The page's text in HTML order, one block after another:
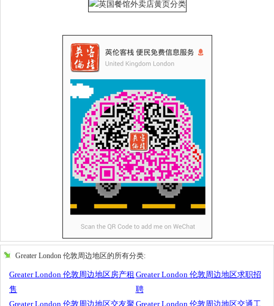
Greater London 伦敦周边地区的所有分类:
Greater London 伦敦周边地区房产租
售
Greater London 伦敦周边地区求职招
聘
Greater London 伦敦周边地区交友聚 Greater London 伦敦周边地区交通工